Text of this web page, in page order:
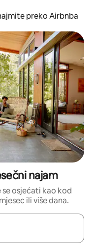
preko Airbnba
najam
osjećati kao kod
ili više dana.
ćete ih pregledati